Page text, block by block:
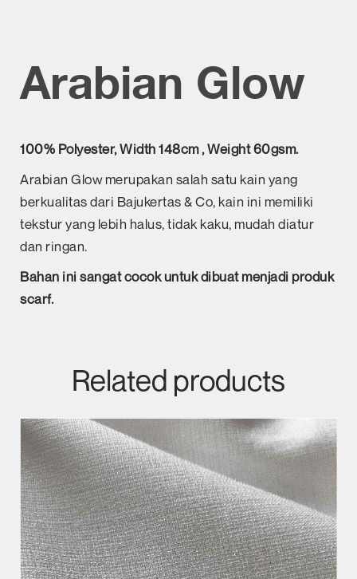
Arabian Glow
100% Polyester, Width 148cm , Weight 60gsm.
Arabian Glow merupakan salah satu kain yang
berkualitas dari Bajukertas & Co, kain ini memiliki
tekstur yang lebih halus, tidak kaku, mudah diatur
dan ringan.
Bahan ini sangat cocok untuk dibuat menjadi produk
scarf.
Related products